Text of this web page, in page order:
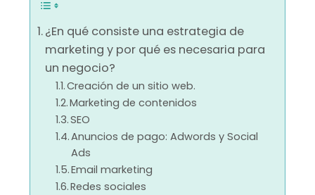
¿En qué consiste una estrategia de
marketing y por qué es necesaria para
un negocio?
Creación de un sitio web.
Marketing de contenidos
SEO
Anuncios de pago: Adwords y Social
Ads
Email marketing
Redes sociales